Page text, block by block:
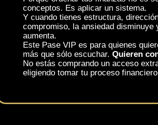
conceptos. Es aplicar un sistema.
Y cuando tienes estructura,
compromiso, la ansiedad disminuye
aumenta.
Este Pase VIP es para quienes
más que sólo escuchar. Quieren
No estás comprando un acceso
eligiendo tomar tu proceso